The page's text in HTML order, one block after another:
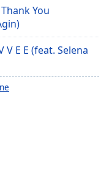
Thank You
V E E (feat. Selena